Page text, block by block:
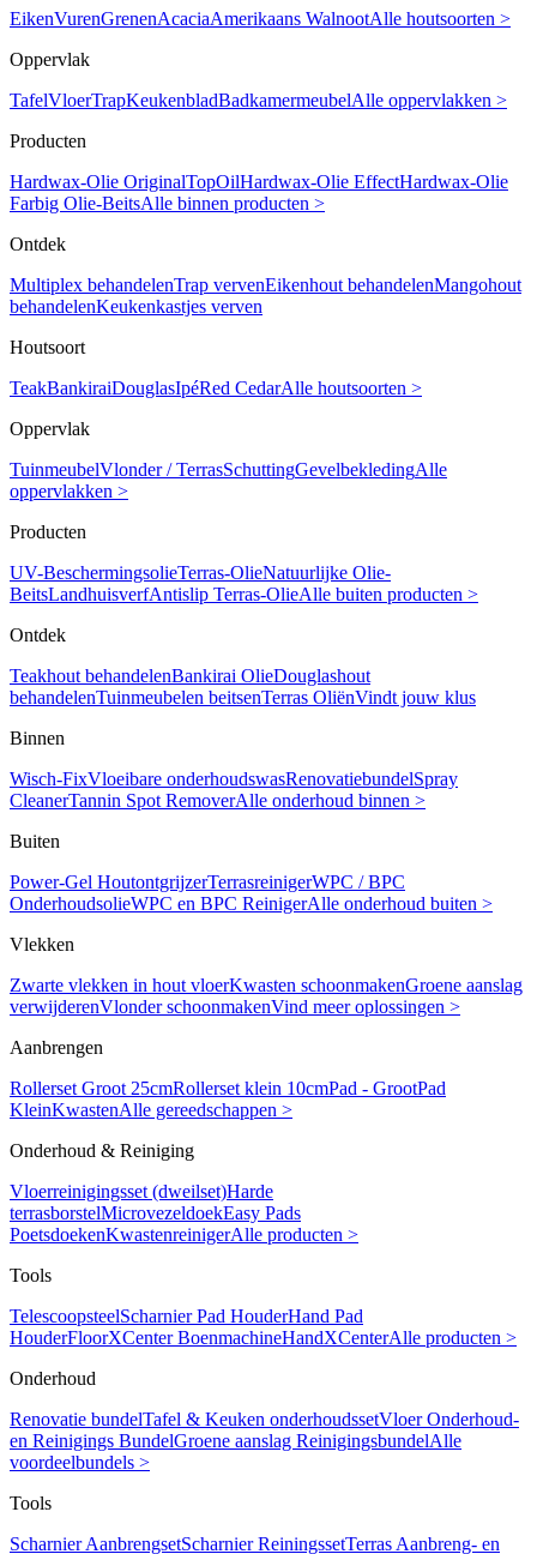
EikenVurenGrenenAcaciaAmerikaans WalnootAlle houtsoorten >
Oppervlak
TafelVloerTrapKeukenbladBadkamermeubelAlle oppervlakken >
Producten
Hardwax-Olie OriginalTopOilHardwax-Olie EffectHardwax-Olie
Farbig Olie-BeitsAlle binnen producten >
Ontdek
Multiplex behandelenTrap vervenEikenhout behandelenMangohout
behandelenKeukenkastjes verven
Houtsoort
TeakBankiraiDouglasIpéRed CedarAlle houtsoorten >
Oppervlak
TuinmeubelVlonder / TerrasSchuttingGevelbekledingAlle
oppervlakken >
Producten
UV-BeschermingsolieTerras-OlieNatuurlijke Olie-
BeitsLandhuisverfAntislip Terras-OlieAlle buiten producten >
Ontdek
Teakhout behandelenBankirai OlieDouglashout
behandelenTuinmeubelen beitsenTerras OliënVindt jouw klus
Binnen
Wisch-FixVloeibare onderhoudswasRenovatiebundelSpray
CleanerTannin Spot RemoverAlle onderhoud binnen >
Buiten
Power-Gel HoutontgrijzerTerrasreinigerWPC / BPC
OnderhoudsolieWPC en BPC ReinigerAlle onderhoud buiten >
Vlekken
Zwarte vlekken in hout vloerKwasten schoonmakenGroene aanslag
verwijderenVlonder schoonmakenVind meer oplossingen >
Aanbrengen
Rollerset Groot 25cmRollerset klein 10cmPad - GrootPad
KleinKwastenAlle gereedschappen >
Onderhoud & Reiniging
Vloerreinigingsset (dweilset)Harde
terrasborstelMicrovezeldoekEasy Pads
PoetsdoekenKwastenreinigerAlle producten >
Tools
TelescoopsteelScharnier Pad HouderHand Pad
HouderFloorXCenter BoenmachineHandXCenterAlle producten >
Onderhoud
Renovatie bundelTafel & Keuken onderhoudssetVloer Onderhoud-
en Reinigings BundelGroene aanslag ReinigingsbundelAlle
voordeelbundels >
Tools
Scharnier AanbrengsetScharnier ReiningssetTerras Aanbreng- en